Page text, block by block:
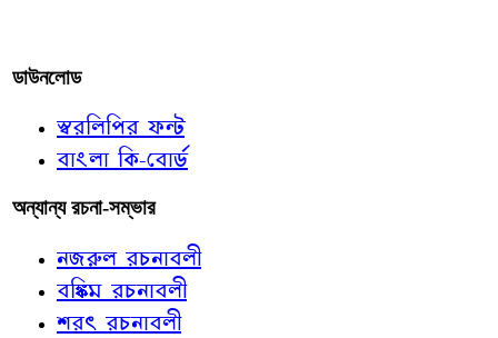
ডাউনলোড
স্বরলিপির ফন্ট
বাংলা কি-বোর্ড
অন্যান্য রচনা-সম্ভার
নজরুল রচনাবলী
বঙ্কিম রচনাবলী
শরৎ রচনাবলী